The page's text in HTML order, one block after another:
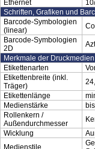
Ethernet
Schriften, Grafiken und
Barcode-Symbologien
(linear)
Barcode-Symbologien
2D
Merkmale der
Etikettenarten
Etikettenbreite (inkl.
Träger)
Etikettenlänge
Medienstärke
Rollenkern /
Außendurchmesser
Wicklung